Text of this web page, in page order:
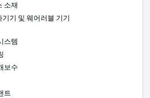
소재
기 및 웨어러블 기기
스템
보수
트